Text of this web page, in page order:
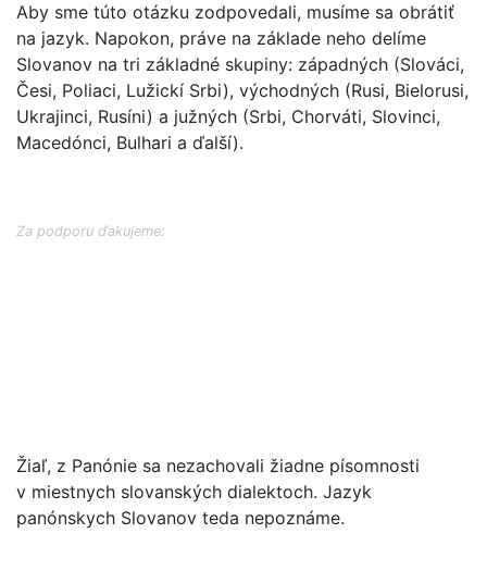
Aby sme túto otázku zodpovedali, musíme sa obrátiť
na jazyk. Napokon, práve na základe neho delíme
Slovanov na tri základné skupiny: západných (Slováci,
Česi, Poliaci, Lužickí Srbi), východných (Rusi, Bielorusi,
Ukrajinci, Rusíni) a južných (Srbi, Chorváti, Slovinci,
Macedónci, Bulhari a ďalší).
Za podporu ďakujeme:
Žiaľ, z Panónie sa nezachovali žiadne písomnosti
v miestnych slovanských dialektoch. Jazyk
panónskych Slovanov teda nepoznáme.